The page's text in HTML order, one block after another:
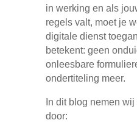
in werking en als
regels valt, moet je
digitale dienst
betekent: geen
onleesbare
ondertiteling meer.
In dit blog nemen
door: